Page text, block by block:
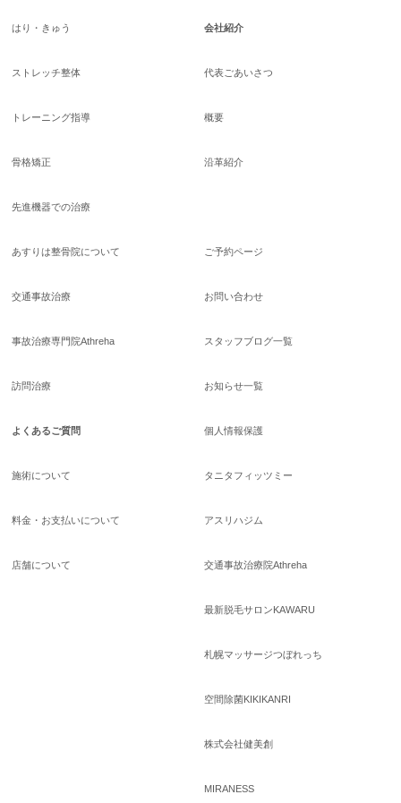
はり・きゅう
ストレッチ整体
トレーニング指導
骨格矯正
先進機器での治療
会社紹介
代表ごあいさつ
概要
沿革紹介
あすりは整骨院について
交通事故治療
事故治療専門院Athreha
訪問治療
よくあるご質問
施術について
料金・お支払いについて
店舗について
ご予約ページ
お問い合わせ
スタッフブログ一覧
お知らせ一覧
個人情報保護
タニタフィッツミー
アスリハジム
交通事故治療院Athreha
最新脱毛サロンKAWARU
札幌マッサージつぼれっち
空間除菌KIKIKANRI
株式会社健美創
MIRANESS